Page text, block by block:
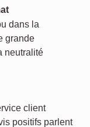
dans la
grande
neutralité
client
positifs parlent